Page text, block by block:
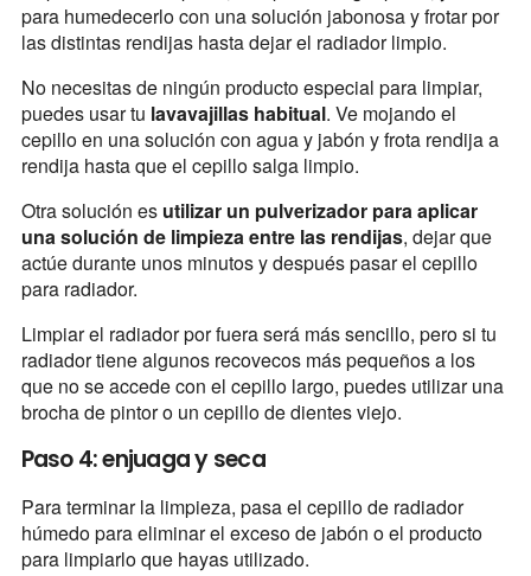
para humedecerlo con una solución jabonosa y frotar por
las distintas rendijas hasta dejar el radiador limpio.
No necesitas de ningún producto especial para limpiar,
puedes usar tu lavavajillas habitual. Ve mojando el
cepillo en una solución con agua y jabón y frota rendija a
rendija hasta que el cepillo salga limpio.
Otra solución esutilizar un pulverizador para aplicar
una solución de limpieza entre las rendijas, dejar que
actúe durante unos minutos y después pasar el cepillo
para radiador.
Limpiar el radiador por fuera será más sencillo, pero si tu
radiador tiene algunos recovecos más pequeños a los
que no se accede con el cepillo largo, puedes utilizar una
brocha de pintor o un cepillo de dientes viejo.
Paso 4: enjuaga y seca
Para terminar la limpieza, pasa el cepillo de radiador
húmedo para eliminar el exceso de jabón o el producto
para limpiarlo que hayas utilizado.